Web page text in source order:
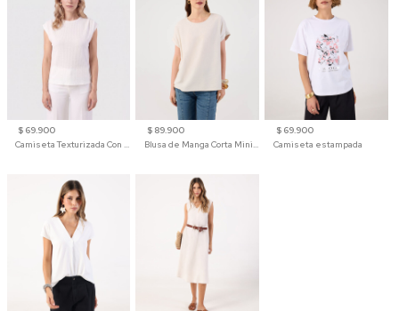
$ 69.900
Camiseta Texturizada Con Hombro Caído Para Mujer
$ 89.900
Blusa de Manga Corta Minimalista para Mujer
$ 69.900
Camiseta estampada